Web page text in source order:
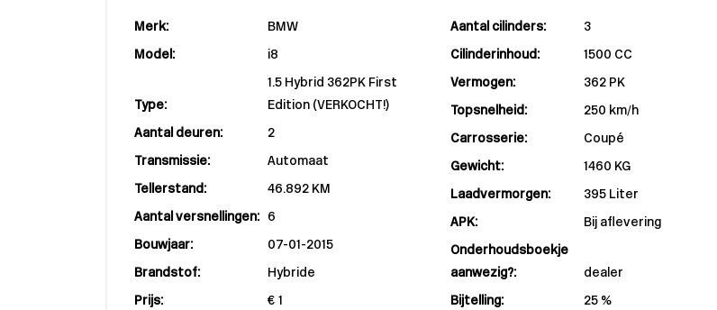
Merk: BMW
Model: i8
Type:
1.5 Hybrid 362PK First
Edition (VERKOCHT!)
Aantal deuren: 2
Transmissie: Automaat
Tellerstand: 46.892 KM
Aantal versnellingen: 6
Bouwjaar: 07-01-2015
Brandstof: Hybride
Prijs: € 1
Aantal cilinders: 3
Cilinderinhoud: 1500 CC
Vermogen: 362 PK
Topsnelheid: 250 km/h
Carrosserie: Coupé
Gewicht: 1460 KG
Laadvermorgen: 395 Liter
APK: Bij aflevering
Onderhoudsboekje
aanwezig?:
dealer
Bijtelling: 25 %